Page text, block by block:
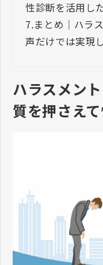
性診断を活用し
7.まとめ｜ハラ
声だけでは実現
ハラスメン
質を押さえ